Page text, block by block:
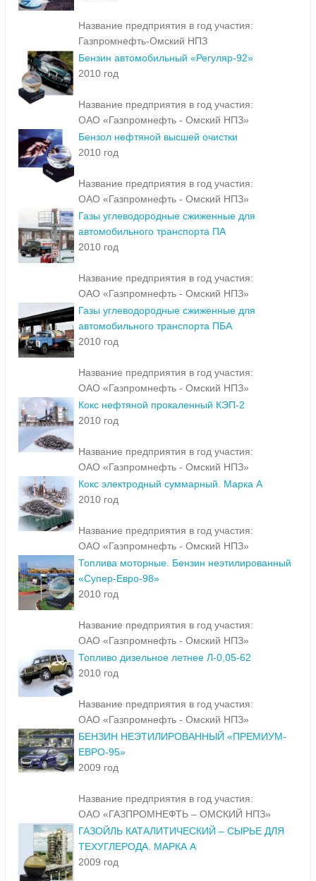
Название предприятия в год участия:
Газпромнефть-Омский НПЗ
Бензин автомобильный «Регуляр-92»
2010 год
Название предприятия в год участия:
ОАО «Газпромнефть - Омский НПЗ»
Бензол нефтяной высшей очистки
2010 год
Название предприятия в год участия:
ОАО «Газпромнефть - Омский НПЗ»
Газы углеводородные сжиженные для
автомобильного транспорта ПА
2010 год
Название предприятия в год участия:
ОАО «Газпромнефть - Омский НПЗ»
Газы углеводородные сжиженные для
автомобильного транспорта ПБА
2010 год
Название предприятия в год участия:
ОАО «Газпромнефть - Омский НПЗ»
Кокс нефтяной прокаленный КЭП-2
2010 год
Название предприятия в год участия:
ОАО «Газпромнефть - Омский НПЗ»
Кокс электродный суммарный. Марка А
2010 год
Название предприятия в год участия:
ОАО «Газпромнефть - Омский НПЗ»
Топлива моторные. Бензин неэтилированный
«Супер-Евро-98»
2010 год
Название предприятия в год участия:
ОАО «Газпромнефть - Омский НПЗ»
Топливо дизельное летнее Л-0,05-62
2010 год
Название предприятия в год участия:
ОАО «Газпромнефть - Омский НПЗ»
БЕНЗИН НЕЭТИЛИРОВАННЫЙ «ПРЕМИУМ-
ЕВРО-95»
2009 год
Название предприятия в год участия:
ОАО «ГАЗПРОМНЕФТЬ – ОМСКИЙ НПЗ»
ГАЗОЙЛЬ КАТАЛИТИЧЕСКИЙ – СЫРЬЕ ДЛЯ
ТЕХУГЛЕРОДА. МАРКА А
2009 год